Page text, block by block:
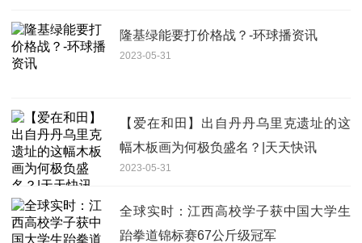
隆基绿能要打价格战？-环球播资讯
2023-05-31
【爱在和田】出自丹丹乌里克遗址的这
幅木板画为何极负盛名？|天天快讯
2023-05-31
全球实时：江西高校学子获中国大学生
跆拳道锦标赛67公斤级冠军